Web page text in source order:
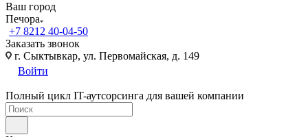
Ваш город
Печора
+7 8212 40-04-50
Заказать звонок
г. Сыктывкар, ул. Первомайская, д. 149
Войти
Полный цикл IT-аутсорсинга для вашей компании